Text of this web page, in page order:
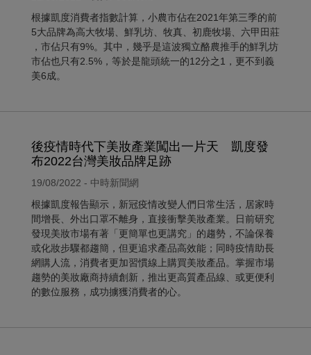
根據凱度消費者指數計算，小農市佔在2021年第三季的前
5大品牌為高大牧場、鮮乳坊、牧真、初鹿牧場、六甲田莊
，市佔只有9%。其中，幾乎是這波獨立酪農推手的鮮乳坊
市佔也只有2.5%，等於是龍頭統一的12分之1，更不到義
美6成。
後疫情時代下美妝產業闖出一片天 凱度發
布2022台灣美妝品牌足跡
19/08/2022 - 中時新聞網
根據凱度報告顯示，新冠疫情改變人們日常生活，居家時
間增長、外出口罩不離身，直接衝擊美妝產業。日前研究
發現美妝市場有著「更簡單也更講究」的趨勢，不論保養
或化妝步驟都趨簡，但更追求產品高效能；同時疫情助長
網購人流，消費者更加習慣線上購買美妝產品。掌握市場
趨勢的美妝廠商持續創新，推出更高質產品線、或更便利
的數位服務，成功擄獲消費者的心。